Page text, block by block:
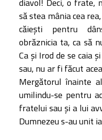
să stea mânia cea
căieşti pentru
obrăznicia ta, ca să
Ca şi Irod de se caia
sau, nu ar fi făcut
Mergătorul înainte
umilindu-se pentru
fratelui sau şi a lui
Dumnezeu s-au unit